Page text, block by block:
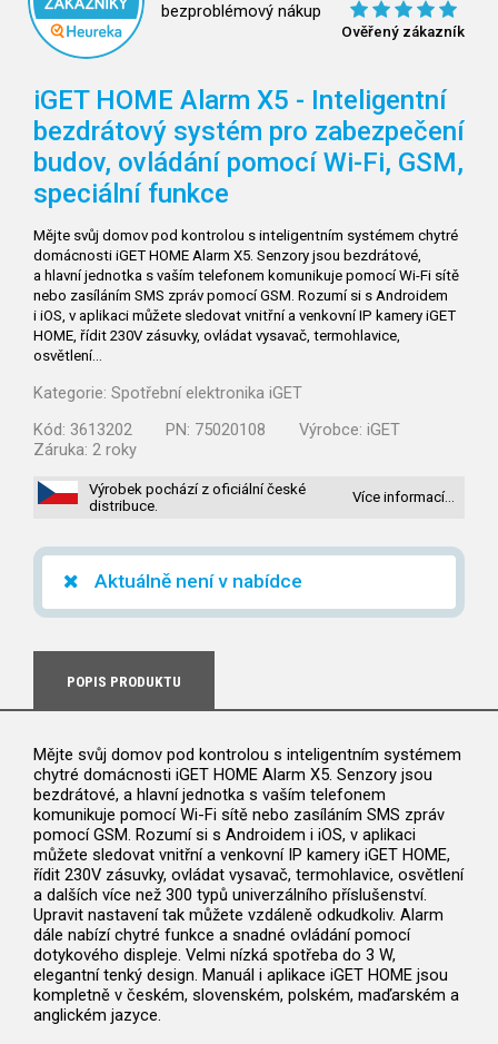
bezproblémový nákup
Ověřený zákazník
iGET HOME Alarm X5 - Inteligentní
bezdrátový systém pro zabezpečení
budov, ovládání pomocí Wi-Fi, GSM,
speciální funkce
Mějte svůj domov pod kontrolou s inteligentním systémem chytré
domácnosti iGET HOME Alarm X5. Senzory jsou bezdrátové,
a hlavní jednotka s vaším telefonem komunikuje pomocí Wi-Fi sítě
nebo zasíláním SMS zpráv pomocí GSM. Rozumí si s Androidem
i iOS, v aplikaci můžete sledovat vnitřní a venkovní IP kamery iGET
HOME, řídit 230V zásuvky, ovládat vysavač, termohlavice,
osvětlení…
Kategorie: Spotřební elektronika iGET
Kód: 3613202 PN: 75020108 Výrobce: iGET
Záruka: 2 roky
Výrobek pochází z oficiální české
distribuce.
Více informací…
Aktuálně není v nabídce
POPIS PRODUKTU
Mějte svůj domov pod kontrolou s inteligentním systémem
chytré domácnosti iGET HOME Alarm X5. Senzory jsou
bezdrátové, a hlavní jednotka s vaším telefonem
komunikuje pomocí Wi-Fi sítě nebo zasíláním SMS zpráv
pomocí GSM. Rozumí si s Androidem i iOS, v aplikaci
můžete sledovat vnitřní a venkovní IP kamery iGET HOME,
řídit 230V zásuvky, ovládat vysavač, termohlavice, osvětlení
a dalších více než 300 typů univerzálního příslušenství.
Upravit nastavení tak můžete vzdáleně odkudkoliv. Alarm
dále nabízí chytré funkce a snadné ovládání pomocí
dotykového displeje. Velmi nízká spotřeba do 3 W,
elegantní tenký design. Manuál i aplikace iGET HOME jsou
kompletně v českém, slovenském, polském, maďarském a
anglickém jazyce.